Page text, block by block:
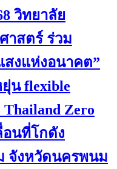
วิทยาลัย
าสตร์ ร่วม
สงแห่งอนาคต”
น flexible
Zero
อนที่โกดัง
จังหวัดนครพนม